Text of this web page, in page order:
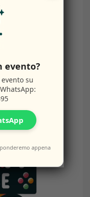
evento?
su
appena